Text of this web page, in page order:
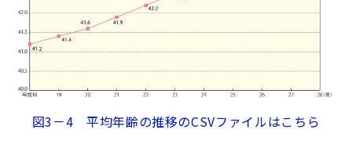
図3－4 平均年齢の推移のCSVファイルはこちら